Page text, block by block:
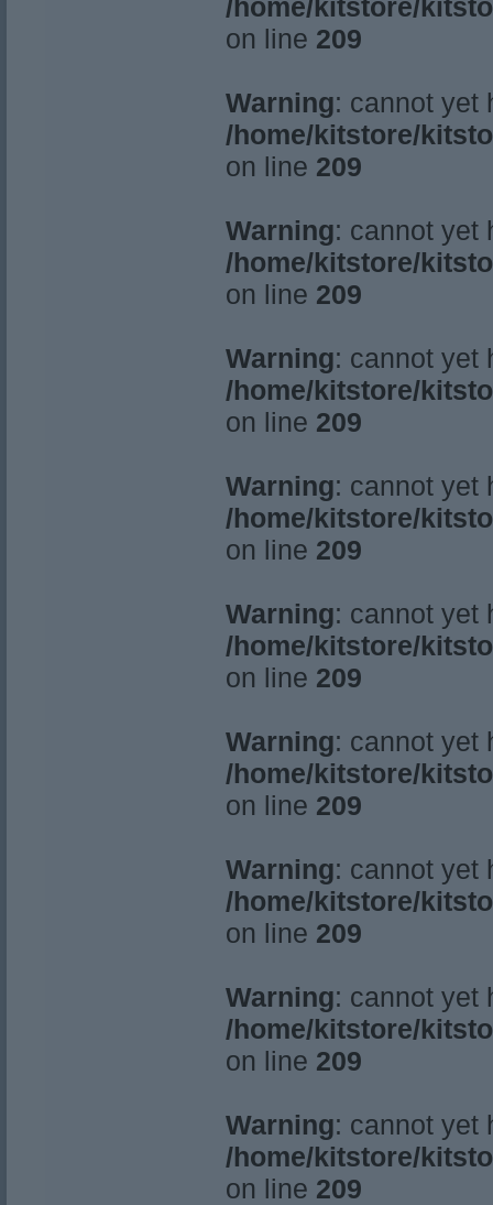
/home/kitstore/
on line 209
Warning: cannot yet
/home/kitstore/
on line 209
Warning: cannot yet
/home/kitstore/
on line 209
Warning: cannot yet
/home/kitstore/
on line 209
Warning: cannot yet
/home/kitstore/
on line 209
Warning: cannot yet
/home/kitstore/
on line 209
Warning: cannot yet
/home/kitstore/
on line 209
Warning: cannot yet
/home/kitstore/
on line 209
Warning: cannot yet
/home/kitstore/
on line 209
Warning: cannot yet
/home/kitstore/
on line 209